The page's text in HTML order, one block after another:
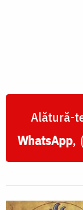
Alătură-
WhatsApp,